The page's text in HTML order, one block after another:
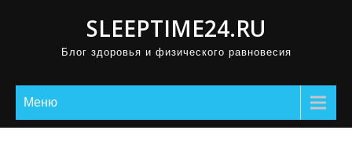
SLEEPTIME24.RU
Блог здоровья и физического равновесия
Меню